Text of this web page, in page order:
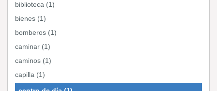
biblioteca (1)
bienes (1)
bomberos (1)
caminar (1)
caminos (1)
capilla (1)